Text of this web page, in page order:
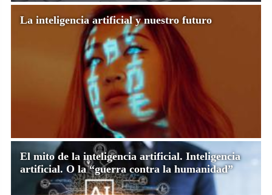
La inteligencia artificial y nuestro futuro
El mito de la inteligencia artificial. Inteligencia
artificial. O la “guerra contra la humanidad”